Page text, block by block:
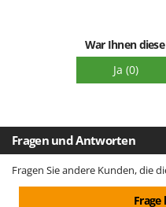
War Ihnen
Ja (0)
Fragen und Antworten
Fragen Sie andere Kunden, die
Frage